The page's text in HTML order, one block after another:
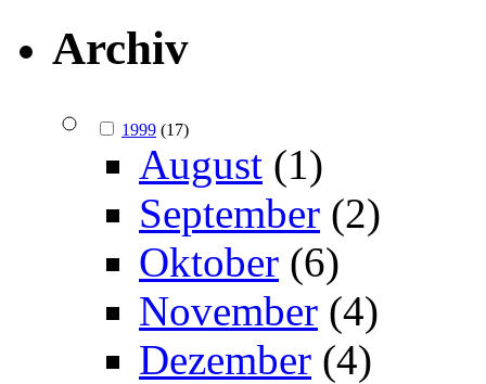
Archiv
1999 (17)
August (1)
September (2)
Oktober (6)
November (4)
Dezember (4)